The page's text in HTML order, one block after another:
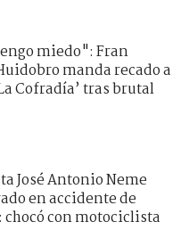
miedo": Fran
manda recado a
Cofradía’ tras brutal
José Antonio Neme
en accidente de
con motociclista